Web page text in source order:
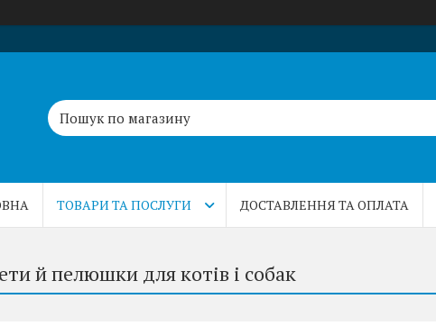
ТОВАРИ ТА ПОСЛУГИ ДОСТАВЛЕННЯ ТА ОПЛАТА
й пелюшки для котів і собак